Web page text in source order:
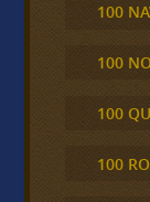
100
100
100
100